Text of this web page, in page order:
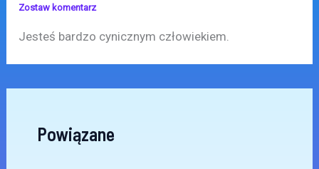
Zostaw komentarz
Jesteś bardzo cynicznym człowiekiem.
Powiązane